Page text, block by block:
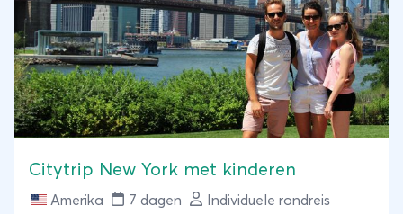
verfrissende duik. Welkom in Florida, de Sunshine
State!
Citytrip New York met kinderen
Amerika 7 dagen Individuele rondreis